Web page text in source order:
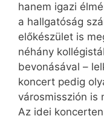
hanem igazi
a hallgatóság
előkészület is
néhány
bevonásával –
koncert pedig
városmisszión is
Az idei